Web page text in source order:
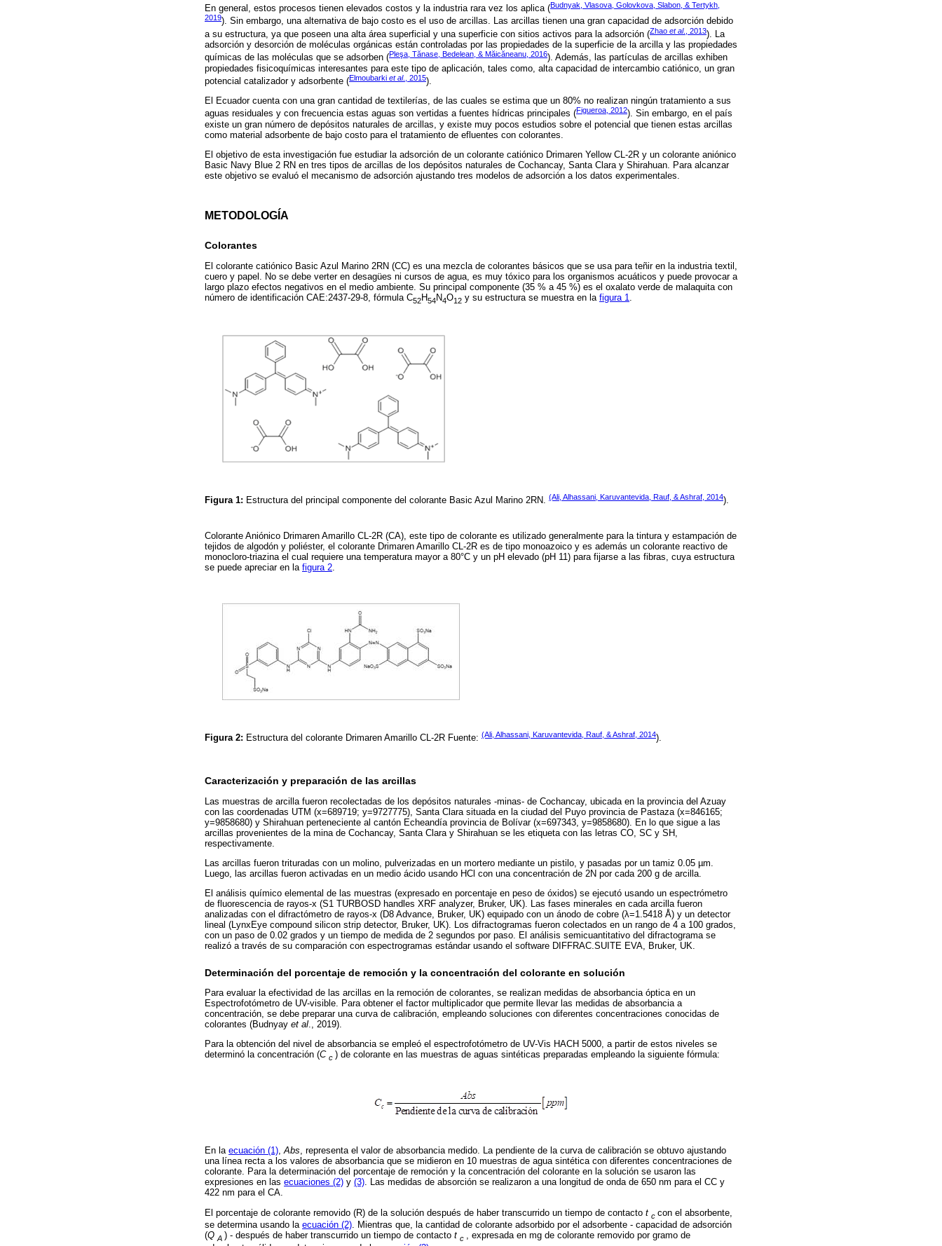
En general, estos procesos tienen elevados costos y la industria rara vez los aplica (Budnyak, Vlasova, Golovkova, Slabon, & Tertykh,
2019). Sin embargo, una alternativa de bajo costo es el uso de arcillas. Las arcillas tienen una gran capacidad de adsorción debido
a su estructura, ya que poseen una alta área superficial y una superficie con sitios activos para la adsorción (Zhao et al., 2013). La
adsorción y desorción de moléculas orgánicas están controladas por las propiedades de la superficie de la arcilla y las propiedades
químicas de las moléculas que se adsorben (Pleşa, Tănase, Bedelean, & Măicăneanu, 2016). Además, las partículas de arcillas exhiben
propiedades fisicoquímicas interesantes para este tipo de aplicación, tales como, alta capacidad de intercambio catiónico, un gran
potencial catalizador y adsorbente (Elmoubarki et al., 2015).
El Ecuador cuenta con una gran cantidad de textilerías, de las cuales se estima que un 80% no realizan ningún tratamiento a sus
aguas residuales y con frecuencia estas aguas son vertidas a fuentes hídricas principales (Figueroa, 2012). Sin embargo, en el país
existe un gran número de depósitos naturales de arcillas, y existe muy pocos estudios sobre el potencial que tienen estas arcillas
como material adsorbente de bajo costo para el tratamiento de efluentes con colorantes.
El objetivo de esta investigación fue estudiar la adsorción de un colorante catiónico Drimaren Yellow CL-2R y un colorante aniónico
Basic Navy Blue 2 RN en tres tipos de arcillas de los depósitos naturales de Cochancay, Santa Clara y Shirahuan. Para alcanzar
este objetivo se evaluó el mecanismo de adsorción ajustando tres modelos de adsorción a los datos experimentales.
METODOLOGÍA
Colorantes
El colorante catiónico Basic Azul Marino 2RN (CC) es una mezcla de colorantes básicos que se usa para teñir en la industria textil,
cuero y papel. No se debe verter en desagües ni cursos de agua, es muy tóxico para los organismos acuáticos y puede provocar a
largo plazo efectos negativos en el medio ambiente. Su principal componente (35 % a 45 %) es el oxalato verde de malaquita con
número de identificación CAE:2437-29-8, fórmula C52H54N4O12 y su estructura se muestra en la figura 1
Figura 1: Estructura del principal componente del colorante Basic Azul Marino 2RN. (Ali, Alhassani, Karuvantevida, Rauf, & Ashraf, 2014).
Colorante Aniónico Drimaren Amarillo CL-2R (CA), este tipo de colorante es utilizado generalmente para la tintura y estampación de
tejidos de algodón y poliéster, el colorante Drimaren Amarillo CL-2R es de tipo monoazoico y es además un colorante reactivo de
monocloro-triazina el cual requiere una temperatura mayor a 80°C y un pH elevado (pH 11) para fijarse a las fibras, cuya estructura
se puede apreciar en la figura 2.
Figura 2: Estructura del colorante Drimaren Amarillo CL-2R Fuente: (Ali, Alhassani, Karuvantevida, Rauf, & Ashraf, 2014).
Caracterización y preparación de las arcillas
Las muestras de arcilla fueron recolectadas de los depósitos naturales -minas- de Cochancay, ubicada en la provincia del Azuay
con las coordenadas UTM (x=689719; y=9727775), Santa Clara situada en la ciudad del Puyo provincia de Pastaza (x=846165;
y=9858680) y Shirahuan perteneciente al cantón Echeandía provincia de Bolívar (x=697343, y=9858680). En lo que sigue a las
arcillas provenientes de la mina de Cochancay, Santa Clara y Shirahuan se les etiqueta con las letras CO, SC y SH,
respectivamente.
Las arcillas fueron trituradas con un molino, pulverizadas en un mortero mediante un pistilo, y pasadas por un tamiz 0.05 µm.
Luego, las arcillas fueron activadas en un medio ácido usando HCl con una concentración de 2N por cada 200 g de arcilla.
El análisis químico elemental de las muestras (expresado en porcentaje en peso de óxidos) se ejecutó usando un espectrómetro
de fluorescencia de rayos-x (S1 TURBOSD handles XRF analyzer, Bruker, UK). Las fases minerales en cada arcilla fueron
analizadas con el difractómetro de rayos-x (D8 Advance, Bruker, UK) equipado con un ánodo de cobre (λ=1.5418 Å) y un detector
lineal (LynxEye compound silicon strip detector, Bruker, UK). Los difractogramas fueron colectados en un rango de 4 a 100 grados,
con un paso de 0.02 grados y un tiempo de medida de 2 segundos por paso. El análisis semicuantitativo del difractograma se
realizó a través de su comparación con espectrogramas estándar usando el software DIFFRAC.SUITE EVA, Bruker, UK.
Determinación del porcentaje de remoción y la concentración del colorante en solución
Para evaluar la efectividad de las arcillas en la remoción de colorantes, se realizan medidas de absorbancia óptica en un
Espectrofotómetro de UV-visible. Para obtener el factor multiplicador que permite llevar las medidas de absorbancia a
concentración, se debe preparar una curva de calibración, empleando soluciones con diferentes concentraciones conocidas de
colorantes (Budnyay et al., 2019).
Para la obtención del nivel de absorbancia se empleó el espectrofotómetro de UV-Vis HACH 5000, a partir de estos niveles se
determinó la concentración (C c ) de colorante en las muestras de aguas sintéticas preparadas empleando la siguiente fórmula:
En la ecuación (1),Abs, representa el valor de absorbancia medido. La pendiente de la curva de calibración se obtuvo ajustando
una línea recta a los valores de absorbancia que se midieron en 10 muestras de agua sintética con diferentes concentraciones de
colorante. Para la determinación del porcentaje de remoción y la concentración del colorante en la solución se usaron las
expresiones en las ecuaciones (2) y (3). Las medidas de absorción se realizaron a una longitud de onda de 650 nm para el CC y
422 nm para el CA.
El porcentaje de colorante removido (R) de la solución después de haber transcurrido un tiempo de contacto t c con el absorbente,
se determina usando la ecuación (2). Mientras que, la cantidad de colorante adsorbido por el adsorbente - capacidad de adsorción
(Q A ) - después de haber transcurrido un tiempo de contacto t c , expresada en mg de colorante removido por gramo de